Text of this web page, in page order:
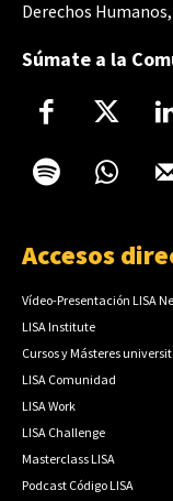
Derechos
Súmate a la
Accesos
Vídeo-Presentación LISA
LISA Institute
Cursos y Másteres
LISA Comunidad
LISA Work
LISA Challenge
Masterclass LISA
Podcast Código LISA